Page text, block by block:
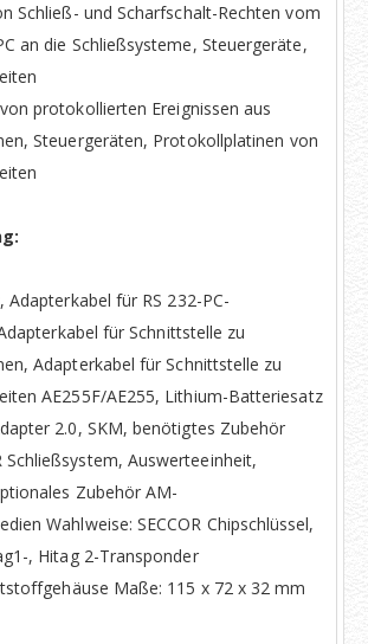
Schließ- und Scharfschalt-Rechten vom
an die Schließsysteme, Steuergeräte,
protokollierten Ereignissen aus
Steuergeräten, Protokollplatinen von
Adapterkabel für RS 232-PC-
für Schnittstelle zu
Adapterkabel für Schnittstelle zu
AE255F/AE255, Lithium-Batteriesatz
2.0, SKM, benötigtes Zubehör
Schließsystem, Auswerteeinheit,
Zubehör AM-
Wahlweise: SECCOR Chipschlüssel,
, Hitag 2-Transponder
Maße: 115 x 72 x 32 mm